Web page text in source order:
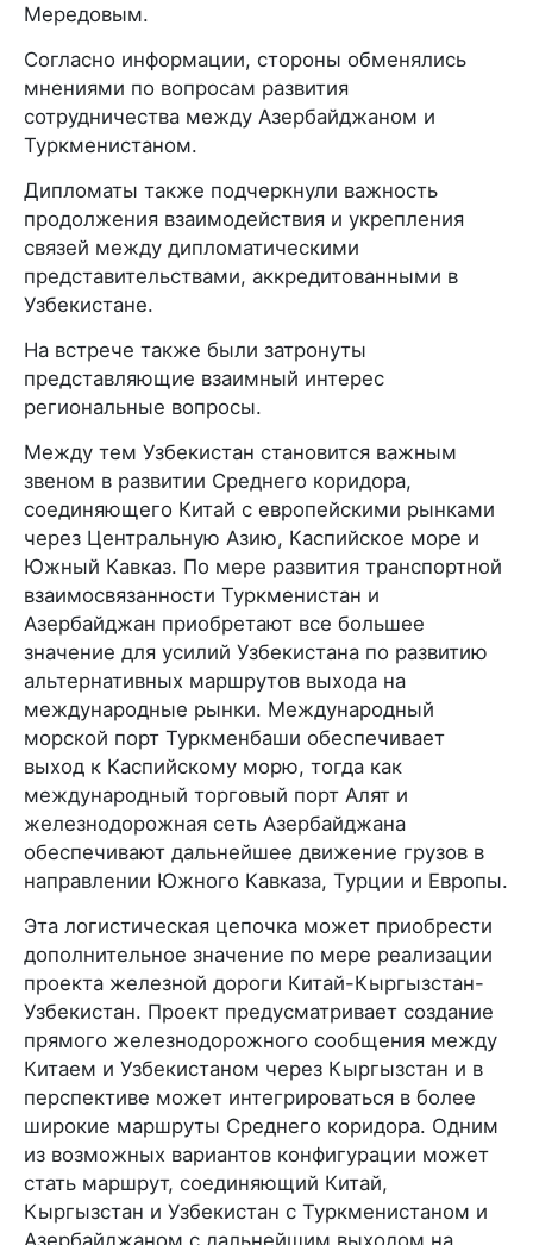
Мередовым.
Согласно информации, стороны обменялись
мнениями по вопросам развития
сотрудничества между Азербайджаном и
Туркменистаном.
Дипломаты также подчеркнули важность
продолжения взаимодействия и укрепления
связей между дипломатическими
представительствами, аккредитованными в
Узбекистане.
На встрече также были затронуты
представляющие взаимный интерес
региональные вопросы.
Между тем Узбекистан становится важным
звеном в развитии Среднего коридора,
соединяющего Китай с европейскими рынками
через Центральную Азию, Каспийское море и
Южный Кавказ. По мере развития транспортной
взаимосвязанности Туркменистан и
Азербайджан приобретают все большее
значение для усилий Узбекистана по развитию
альтернативных маршрутов выхода на
международные рынки. Международный
морской порт Туркменбаши обеспечивает
выход к Каспийскому морю, тогда как
международный торговый порт Алят и
железнодорожная сеть Азербайджана
обеспечивают дальнейшее движение грузов в
направлении Южного Кавказа, Турции и Европы.
Эта логистическая цепочка может приобрести
дополнительное значение по мере реализации
проекта железной дороги Китай-Кыргызстан-
Узбекистан. Проект предусматривает создание
прямого железнодорожного сообщения между
Китаем и Узбекистаном через Кыргызстан и в
перспективе может интегрироваться в более
широкие маршруты Среднего коридора. Одним
из возможных вариантов конфигурации может
стать маршрут, соединяющий Китай,
Кыргызстан и Узбекистан с Туркменистаном и
Азербайджаном с дальнейшим выходом на